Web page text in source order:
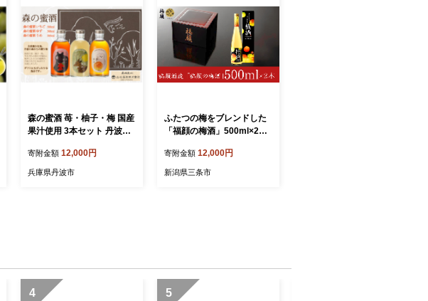
森の蜜酒 苺・柚子・梅 国産
果汁使用 3本セット 丹波市
寄附金額 12,000円
兵庫県丹波市
ふたつの梅をブレンドした
「福顔の梅酒」500ml×2本
顔酒造] 【010S241】
寄附金額 12,000円
新潟県三条市
4 5